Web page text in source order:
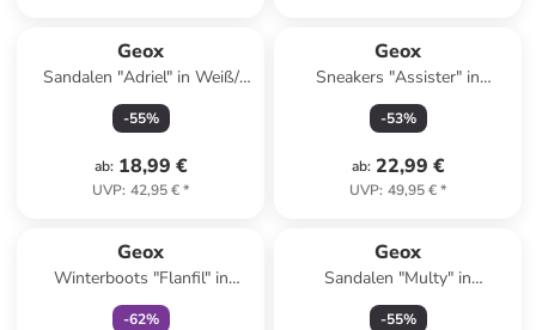
Geox
Sandalen "Adriel" in Weiß/
Bunt
-55%
ab: 18,99 €
UVP: 42,95 €*
Geox
Sneakers "Assister" in
Hellblau
-53%
ab: 22,99 €
UVP: 49,95 €*
Geox
Winterboots "Flanfil" in
Dunkelblau
-62%
Geox
Sandalen "Multy" in
Dunkelblau/ Orange
-55%